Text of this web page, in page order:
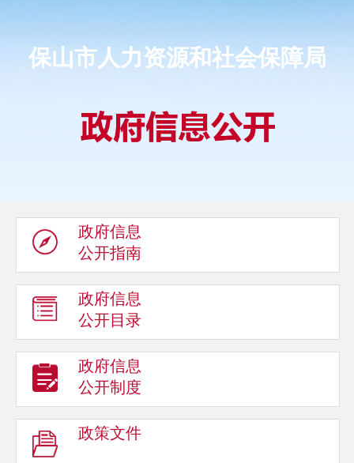
保山市人力资源和社会保障局
政府信息
公开指南
政府信息
公开目录
政府信息
公开制度
政策文件